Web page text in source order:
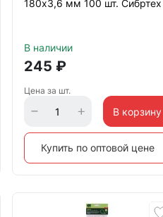
180х3,6 мм 100 шт. Сибртех
В наличии
245 ₽
Цена за шт.
В корзину
Купить по оптовой цене